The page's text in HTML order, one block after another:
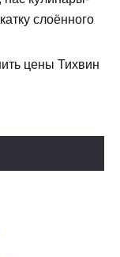
слоённого
цены Тихвин